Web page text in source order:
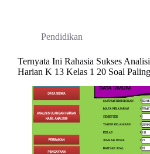
Pendidikan
Ternyata Ini Rahasia Sukses
Harian K 13 Kelas 1 20 Soal